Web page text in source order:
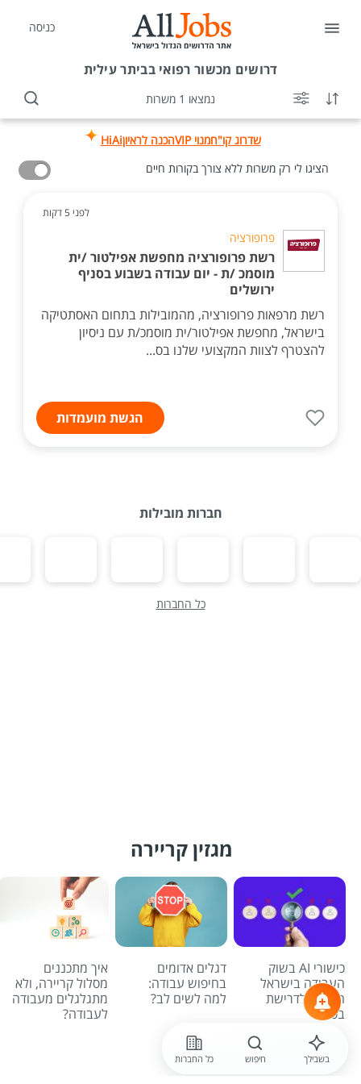
כניסה
דרושים מכשור רפואי בביתר עילית
נמצאו 1 משרות
שדרוג קו"חמנוי VIP הכנה לראיוןHiAi
הציגו לי רק משרות ללא צורך בקורות חיים
לפני 5 דקות
פרופורציה
רשת פרופורציה מחפשת אפילטור /ית
מוסמכ /ת - יום עבודה בשבוע בסניף
ירושלים
רשת מרפאות פרופורציה, מהמובילות בתחום האסתטיקה
בישראל, מחפשת אפילטור/ית מוסמכ/ת עם ניסיון
להצטרף לצוות המקצועי שלנו בס...
הגשת מועמדות
חברות מובילות
כל החברות
מגזין קריירה
כישורי AI בשוק
העבודה בישראל
הופכים לדרישת
בסיס
דגלים אדומים
בחיפוש עבודה:
למה לשים לב?
איך מתכננים
מסלול קריירה, ולא
מתגלגלים מעבודה
לעבודה?
לכל הכתבות
בשבילך חיפוש כל החברות